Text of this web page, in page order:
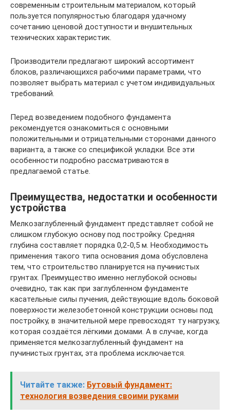
современным строительным материалом, который
пользуется популярностью благодаря удачному
сочетанию ценовой доступности и внушительных
технических характеристик.
Производители предлагают широкий ассортимент
блоков, различающихся рабочими параметрами, что
позволяет выбрать материал с учетом индивидуальных
требований.
Перед возведением подобного фундамента
рекомендуется ознакомиться с основными
положительными и отрицательными сторонами данного
варианта, а также со спецификой укладки. Все эти
особенности подробно рассматриваются в
предлагаемой статье.
Преимущества, недостатки и особенности
устройства
Мелкозаглубленный фундамент представляет собой не
слишком глубокую основу под постройку. Средняя
глубина составляет порядка 0,2-0,5 м. Необходимость
применения такого типа основания дома обусловлена
тем, что строительство планируется на пучинистых
грунтах. Преимущество именно неглубокой основы
очевидно, так как при заглубленном фундаменте
касательные силы пучения, действующие вдоль боковой
поверхности железобетонной конструкции основы под
постройку, в значительной мере превосходят ту нагрузку,
которая создаётся лёгкими домами. А в случае, когда
применяется мелкозаглубленный фундамент на
пучинистых грунтах, эта проблема исключается.
Читайте также: Бутовый фундамент:
технология возведения своими руками